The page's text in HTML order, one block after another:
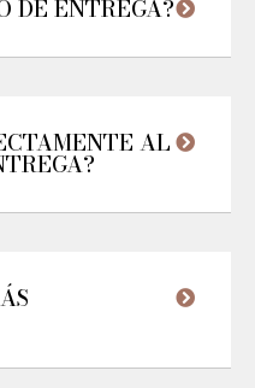
DE ENTREGA?
AL